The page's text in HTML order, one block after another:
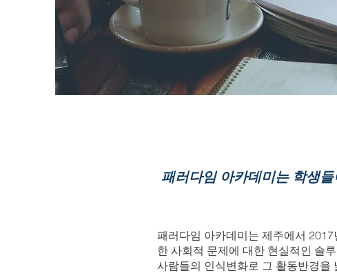
패러다임 아카데미는 학생
패러다임 아카데미는 제주에서
한 사회적 문제에 대한 현실적인 솔
사람들의 인식변화로 그 활동반경을